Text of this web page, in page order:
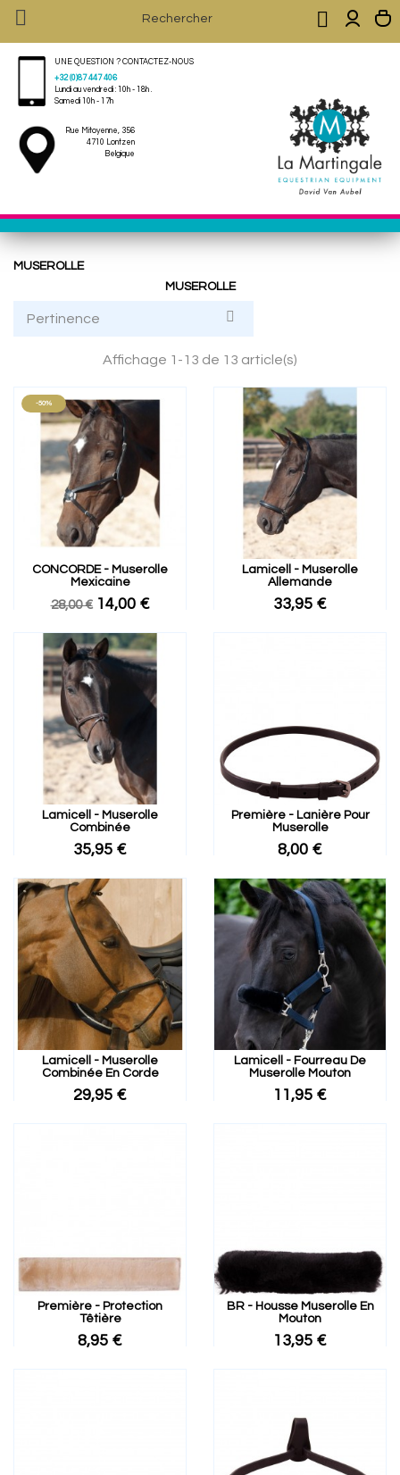
 
UNE QUESTION ? CONTACTEZ-NOUS
+32 (0)87 447 406
Lundi au vendredi : 10h - 18h .
Samedi 10h - 17h
Rue Mitoyenne, 356
4710 Lontzen
Belgique
MUSEROLLE
MUSEROLLE
Pertinence 
Affichage 1-13 de 13 article(s)
CONCORDE - Muserolle
Mexicaine
28,00 € 14,00 €
-50%
Lamicell - Muserolle
Allemande
33,95 €
Lamicell - Muserolle
Combinée
35,95 €
Première - Lanière Pour
Muserolle
8,00 €
Lamicell - Muserolle
Combinée En Corde
29,95 €
Lamicell - Fourreau De
Muserolle Mouton
11,95 €
Première - Protection
Têtière
8,95 €
BR - Housse Muserolle En
Mouton
13,95 €